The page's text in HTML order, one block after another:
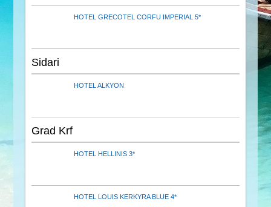
HOTEL GRECOTEL CORFU IMPERIAL 5*
Sidari
HOTEL ALKYON
Grad Krf
HOTEL HELLINIS 3*
HOTEL LOUIS KERKYRA BLUE 4*